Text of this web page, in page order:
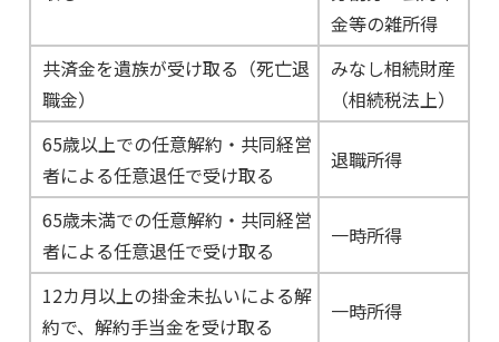
金等の雑所得
共済金を遺族が受け取る（死亡退
職金）
みなし相続財産
（相続税法上）
65歳以上での任意解約・共同経営
者による任意退任で受け取る
退職所得
65歳未満での任意解約・共同経営
者による任意退任で受け取る
一時所得
12カ月以上の掛金未払いによる解
約で、解約手当金を受け取る
一時所得